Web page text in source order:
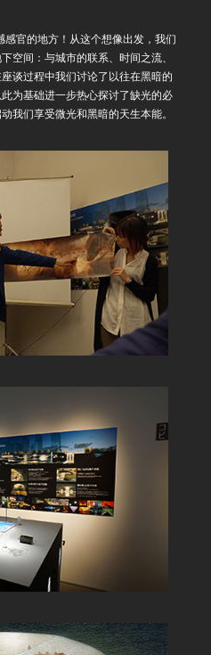
官的地方！从这个想像出发，我们
空间：与城市的联系、时间之流、
谈过程中我们讨论了以往在黑暗的
为基础进一步热心探讨了缺光的必
我们享受微光和黑暗的天生本能。